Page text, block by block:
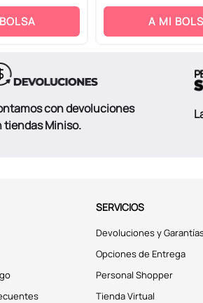
A MI
con devoluciones
tiendas Miniso.
SERVICIOS
Devoluciones y
Opciones de Entrega
Personal Shopper
Tienda Virtual